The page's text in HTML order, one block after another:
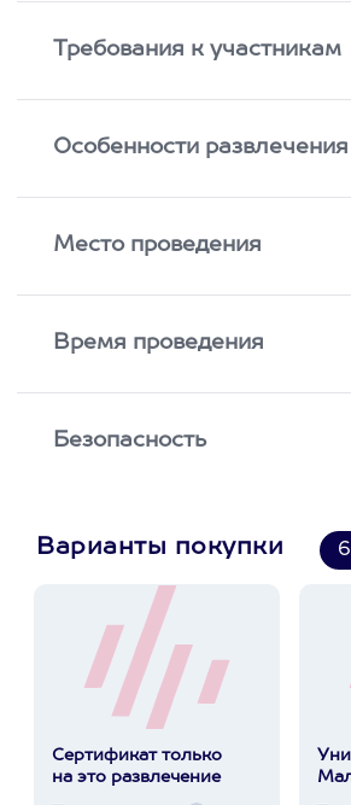
Требования к участникам
Особенности развлечения
Место проведения
Время проведения
Безопасность
Варианты покупки 6
Сертификат только
на это развлечение